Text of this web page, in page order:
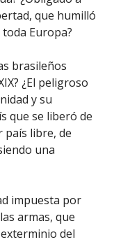
que humilló
Europa?
brasileños
¿El peligroso
y su
que se liberó de
país libre, de
una
impuesta por
armas, que
del